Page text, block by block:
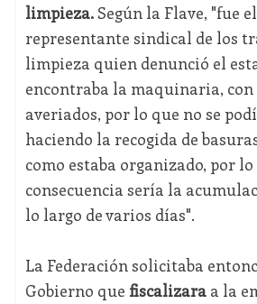
limpieza.Según la Flave, "fue
representante sindical de los
limpieza quien denunció el
encontraba la maquinaria, con
averiados, por lo que no se
haciendo la recogida de
como estaba organizado, por
consecuencia sería la
lo largo de varios días".
La Federación solicitaba
Gobierno que fiscalizaraa la